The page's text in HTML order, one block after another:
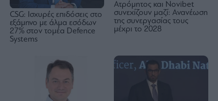
CSG: Ισχυρές επιδόσεις στο
εξάμηνο με άλμα εσόδων
27% στον τομέα Defence
Systems
Ατρόμητος και Novibet
συνεχίζουν μαζί: Ανανέωση
της συνεργασίας τους
μέχρι το 2028